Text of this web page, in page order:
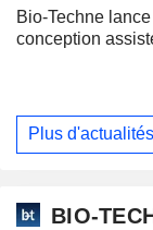
Bio-Techne
conception
Plus d'actualités
BIO-